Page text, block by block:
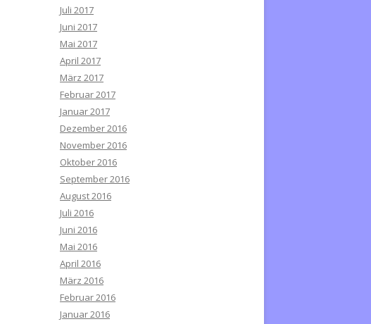
Juli 2017
Juni 2017
Mai 2017
April 2017
März 2017
Februar 2017
Januar 2017
Dezember 2016
November 2016
Oktober 2016
September 2016
August 2016
Juli 2016
Juni 2016
Mai 2016
April 2016
März 2016
Februar 2016
Januar 2016